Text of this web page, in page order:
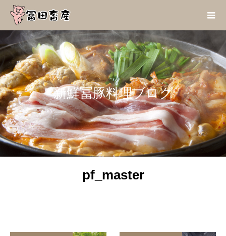
新鮮冨豚料理ブログ
pf_master